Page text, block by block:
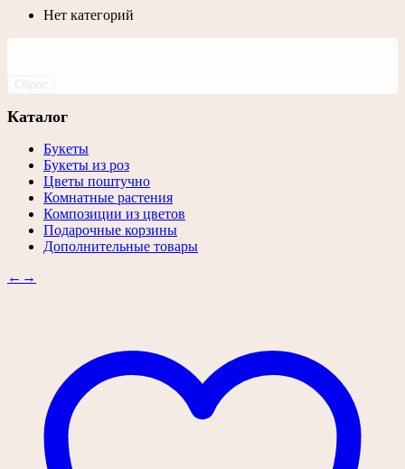
Нет категорий
Каталог
Букеты
Букеты из роз
Цветы поштучно
Комнатные растения
Композиции из цветов
Подарочные корзины
Дополнительные товары
← →